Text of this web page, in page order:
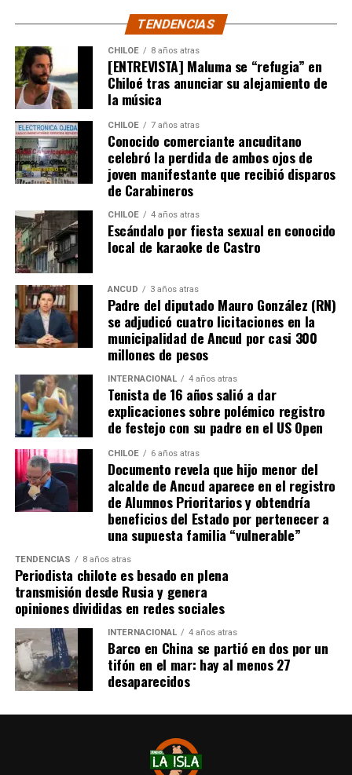
Recordó que, en un caso puntual, un vecino de la
comuna de Castro, que tenía un expediente que cumplía
con todos los antecedentes técnicos, administrativos y
jurídicos, solo le faltaba la inscripción en el Conservador
de Bienes Raíces, pero su tramitación fue rechazada.
El Consejero Francisco Cárcamo insistió que el nuevo
dictamen de Contraloría es una buena noticia para
muchas familias que desde hace un tiempo venían
tramitando la regularización de sus sitios, aunque ahora
también tendrán que responder con algunos requisitos
como por ejemplo tener un periodo de ocupación de la
propiedad por más de 5 años.
“Efectivamente al interpretar el dictamen de
Contraloría, si bien es cierto, permite nuevamente
sanear sitios, sobre la propiedad particular en el
sector rural específicamente, viene con algunas
precisiones y van a ser más rigurosos en la
ocupación material, es decir, la persona que quiera
sanear tiene que tener un inmueble construido
sobre el sitio, tiene que estar cerrado, tiene que
estar conectado idealmente a los servicios básicos,
idealmente a agua potable, luz eléctrica y tener
dominio de ocupación material por más de 5 años,
como lo dice la Ley”,recalcó el consejero de la
provincia de Chiloé.
Cabe recordar que el consejero Francisco Cárcamo había
planteado esta inquietud el pasado 20 de marzo en el
Consejo Regional, logrando el acuerdo de todos los
consejeros para oficiar al Ministerio del ramo e invitar a
la Seremi de Bienes Nacionales para informar de la
El personero indicó que la aplicación del dictamen de
Contraloría había generado una tremenda
contradicción entre ministerios, dado que por un lado el
Ministerio de Bienes Nacionales no entregaba títulos de
llamaba a postular a subsidios habitaciones rurales,
recalcando que para acceder a este beneficio, se deben
TENDENCIAS
CHILOE 8 años atras
[ENTREVISTA] Maluma se “refugia” en
Chiloé tras anunciar su alejamiento de
la música
CHILOE 7 años atras
Conocido comerciante ancuditano
celebró la perdida de ambos ojos de
joven manifestante que recibió disparos
de Carabineros
CHILOE 4 años atras
Escándalo por fiesta sexual en conocido
local de karaoke de Castro
ANCUD 3 años atras
Padre del diputado Mauro González (RN)
se adjudicó cuatro licitaciones en la
municipalidad de Ancud por casi 300
millones de pesos
INTERNACIONAL 4 años atras
Tenista de 16 años salió a dar
explicaciones sobre polémico registro
de festejo con su padre en el US Open
CHILOE 6 años atras
Documento revela que hijo menor del
alcalde de Ancud aparece en el registro
de Alumnos Prioritarios y obtendría
beneficios del Estado por pertenecer a
una supuesta familia “vulnerable”
TENDENCIAS 8 años atras
Periodista chilote es besado en plena
transmisión desde Rusia y genera
opiniones divididas en redes sociales
INTERNACIONAL 4 años atras
Barco en China se partió en dos por un
tifón en el mar: hay al menos 27
desaparecidos